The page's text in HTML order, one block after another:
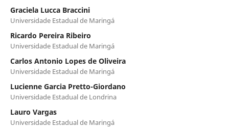
Graciela Lucca Braccini
Universidade Estadual de Maringá
Ricardo Pereira Ribeiro
Universidade Estadual de Maringá
Carlos Antonio Lopes de Oliveira
Universidade Estadual de Maringá
Lucienne Garcia Pretto-Giordano
Universidade Estadual de Londrina
Lauro Vargas
Universidade Estadual de Maringá